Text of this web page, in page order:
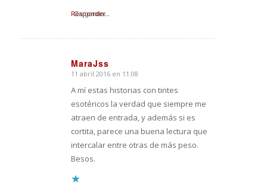
Cargando...
Responder
MaraJss
Dice:
11 abril 2016 en 11:08
A mí estas historias con tintes
esotéricos la verdad que siempre me
atraen de entrada, y además si es
cortita, parece una buena lectura que
intercalar entre otras de más peso.
Besos.